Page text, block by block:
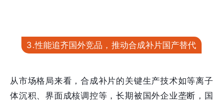
3.性能追齐国外竞品，推动合成补片国产替代
从市场格局来看，合成补片的关键生产技术如等离子
体沉积、界面成核调控等，长期被国外企业垄断，国